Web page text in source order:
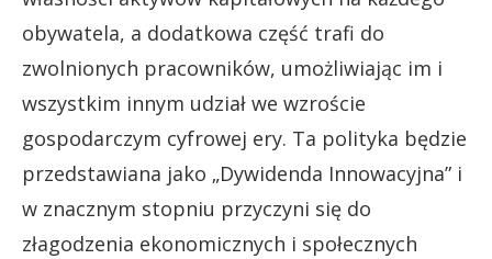
obywatela, a dodatkowa część trafi do
zwolnionych pracowników, umożliwiając im i
wszystkim innym udział we wzroście
gospodarczym cyfrowej ery. Ta polityka będzie
przedstawiana jako „Dywidenda Innowacyjna” i
w znacznym stopniu przyczyni się do
złagodzenia ekonomicznych i społecznych